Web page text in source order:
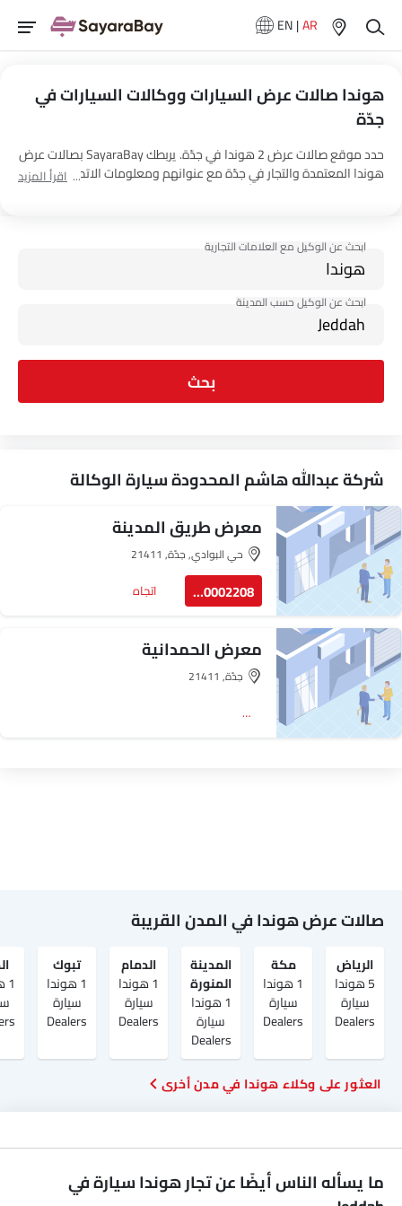
EN|AR
هوندا صالات عرض السيارات ووكالات السيارات في
جدّة
حدد موقع صالات عرض 2 هوندا في جدّة. يربطك SayaraBay بصالات عرض
هوندا المعتمدة والتجار في جدّة مع عنوانهم ومعلومات الاتصال الكاملة.
اقرأ المزيد
بحث
شركة عبدالله هاشم المحدودة سيارة الوكالة
معرض طريق المدينة
حي البوادي, جدّة, 21411
920002208 اتجاه
معرض الحمدانية
جدّة, 21411
اتجاه
صالات عرض هوندا في المدن القريبة
الرياض‎
5 هوندا
سيارة
Dealers
مكة
1 هوندا
سيارة
Dealers
المدينة
المنورة
1 هوندا
سيارة
Dealers
الدمام
1 هوندا
سيارة
Dealers
تبوك
1 هوندا
سيارة
Dealers
العثور على وكلاء هوندا في مدن أخرى
ما يسأله الناس أيضًا عن تجار هوندا سيارة في